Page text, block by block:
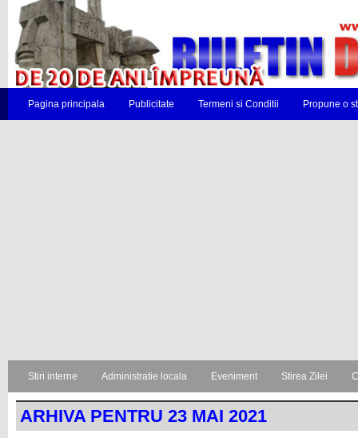
Pagina principala Publicitate Termeni si Conditii Propune o
Stiri interne Administratie locala Eveniment Stirea Zilei
ARHIVA PENTRU 23 MAI 2021